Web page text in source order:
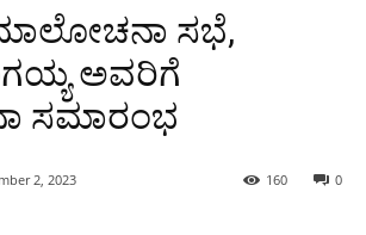
ಸಭೆ,
ಅವರಿಗೆ
ಸಮಾರಂಭ
2, 2023 0
160